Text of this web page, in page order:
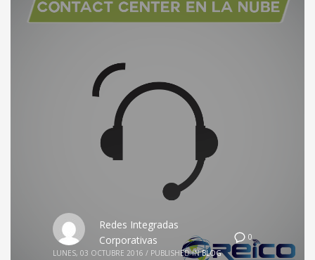
0
Redes Integradas
Corporativas
LUNES, 03 OCTUBRE 2016 / PUBLISHED IN BLOG